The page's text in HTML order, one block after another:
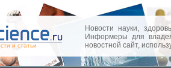
и статьи
Новости науки,
Информеры для
новостной сайт,